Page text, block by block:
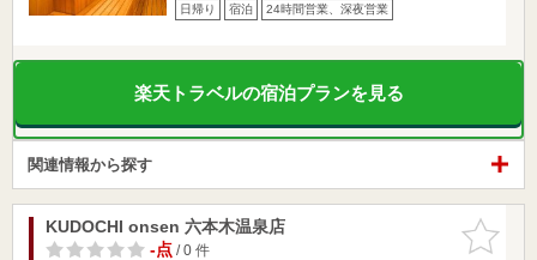
日帰り 宿泊 24時間営業、深夜営業
楽天トラベルの宿泊プランを見る
関連情報から探す
お気に入
りに追加
KUDOCHI onsen 六本木温泉店
-点/ 0 件